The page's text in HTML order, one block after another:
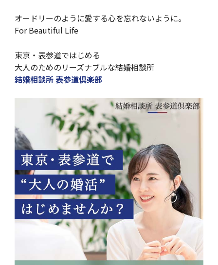
オードリーのように愛する心を忘れないように。
For Beautiful Life
東京・表参道ではじめる
大人のためのリーズナブルな結婚相談所
結婚相談所 表参道倶楽部